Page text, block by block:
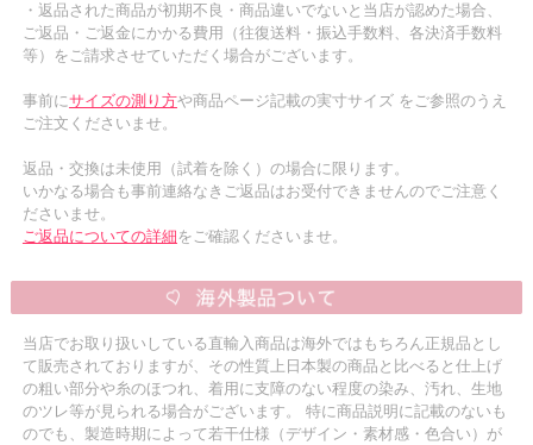
・返品された商品が初期不良・商品違いでないと当店が認めた場合、
ご返品・ご返金にかかる費用（往復送料・振込手数料、各決済手数料
等）をご請求させていただく場合がございます。
事前にサイズの測り方や商品ページ記載の実寸サイズ をご参照のうえ
ご注文くださいませ。
返品・交換は未使用（試着を除く）の場合に限ります。
いかなる場合も事前連絡なきご返品はお受付できませんのでご注意く
ださいませ。
ご返品についての詳細をご確認くださいませ。
当店でお取り扱いしている直輸入商品は海外ではもちろん正規品とし
て販売されておりますが、その性質上日本製の商品と比べると仕上げ
の粗い部分や糸のほつれ、着用に支障のない程度の染み、汚れ、生地
のツレ等が見られる場合がございます。 特に商品説明に記載のないも
のでも、製造時期によって若干仕様（デザイン・素材感・色合い）が